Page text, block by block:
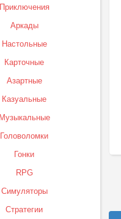
Приключения
Аркады
Настольные
Карточные
Азартные
Казуальные
Музыкальные
Головоломки
Гонки
RPG
Симуляторы
Стратегии